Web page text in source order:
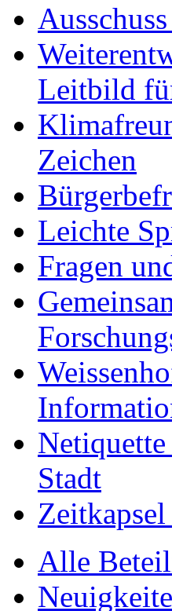
Leitbild
Zeichen
Leichte
Fragen
Stadt
Alle